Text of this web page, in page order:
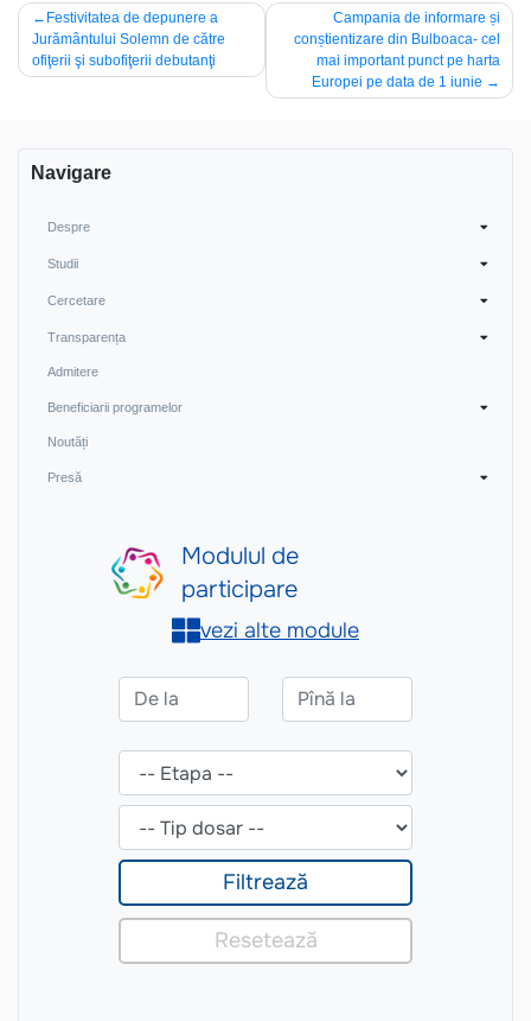
Post
navigation
Festivitatea de depunere a
Jurământului Solemn de către
ofiţerii şi subofiţerii debutanţi
Campania de informare și
conștientizare din Bulboaca- cel
mai important punct pe harta
Europei pe data de 1 iunie
Navigare
Despre
Studii
Cercetare
Transparența
Admitere
Beneficiarii programelor
Noutăți
Presă